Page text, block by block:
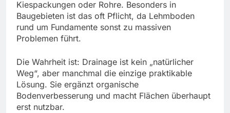
Kiespackungen oder Rohre. Besonders in
Baugebieten ist das oft Pflicht, da Lehmboden
rund um Fundamente sonst zu massiven
Problemen führt.
Die Wahrheit ist: Drainage ist kein „natürlicher
Weg“, aber manchmal die einzige praktikable
Lösung. Sie ergänzt organische
Bodenverbesserung und macht Flächen überhaupt
erst nutzbar.